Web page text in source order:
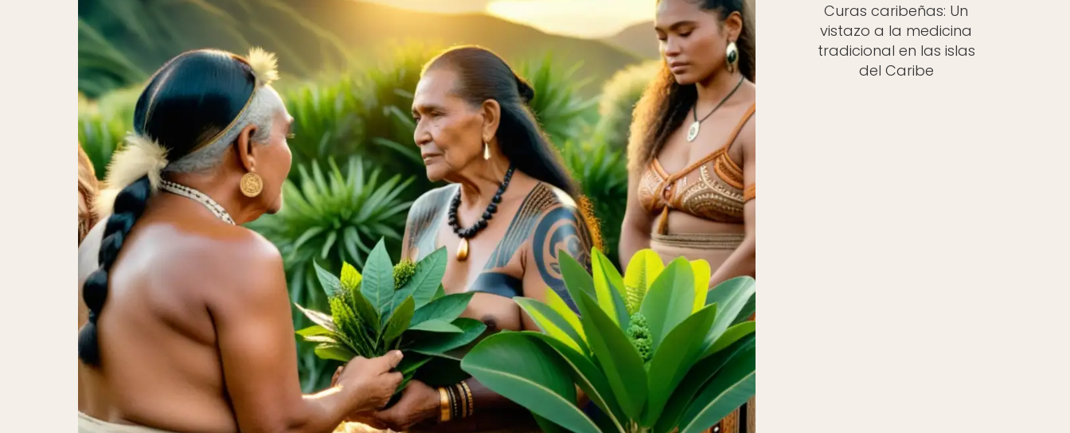
Curas caribeñas: Un
vistazo a la medicina
tradicional en las islas
del Caribe